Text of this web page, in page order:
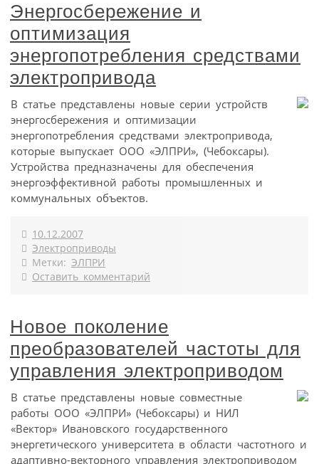
Энергосбережение и
оптимизация
энергопотребления средствами
электропривода
В статье представлены новые серии устройств
энергосбережения и оптимизации
энергопотребления средствами электропривода,
которые выпускает ООО «ЭЛПРИ», (Чебоксары).
Устройства предназначены для обеспечения
энергоэффективной работы промышленных и
коммунальных объектов.
10.12.2007
Электроприводы
Метки: ЭЛПРИ
Оставить комментарий
Новое поколение
преобразователей частоты для
управления электроприводом
В статье представлены новые совместные
работы ООО «ЭЛПРИ» (Чебоксары) и НИЛ
«Вектор» Ивановского государственного
энергетического университета в области частотного и
адаптивно-векторного управления электроприводом